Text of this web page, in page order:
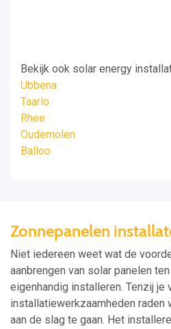
Bekijk ook solar energy
Ubbena
Taarlo
Rhee
Oudemolen
Balloo
Zonnepanelen
Niet iedereen weet wat de
aanbrengen van solar panelen
eigenhandig installeren. Tenzij je
installatiewerkzaamheden
aan de slag te gaan. Het